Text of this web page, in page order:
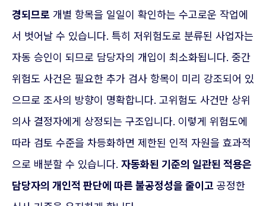
경되므로 개별 항목을 일일이 확인하는 수고로운 작업에
서 벗어날 수 있습니다. 특히 저위험도로 분류된 사업자는
자동 승인이 되므로 담당자의 개입이 최소화됩니다. 중간
위험도 사건은 필요한 추가 검사 항목이 미리 강조되어 있
으므로 조사의 방향이 명확합니다. 고위험도 사건만 상위
의사 결정자에게 상정되는 구조입니다. 이렇게 위험도에
따라 검토 수준을 차등화하면 제한된 인적 자원을 효과적
으로 배분할 수 있습니다. 자동화된 기준의 일관된 적용은
담당자의 개인적 판단에 따른 불공정성을 줄이고 공정한